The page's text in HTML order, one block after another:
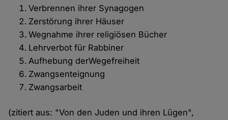
Verbrennen ihrer Synagogen
Zerstörung ihrer Häuser
Wegnahme ihrer religiösen Bücher
Lehrverbot für Rabbiner
Aufhebung derWegefreiheit
Zwangsenteignung
Zwangsarbeit
(zitiert aus: "Von den Juden und ihren Lügen",